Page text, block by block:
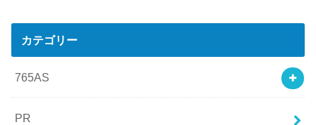
カテゴリー
765AS
PR